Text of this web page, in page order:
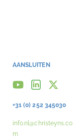
AANSLUITEN
+31 (0) 252 345030
info.nl@christeyns.co
m